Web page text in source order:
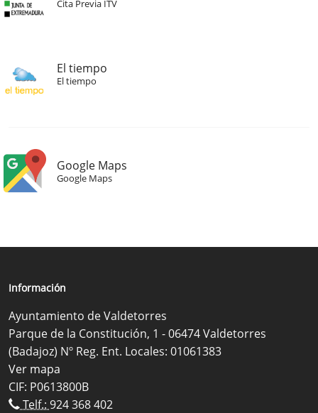
Cita Previa ITV
El tiempo
El tiempo
Google Maps
Google Maps
Información
Ayuntamiento de Valdetorres
Parque de la Constitución, 1 - 06474 Valdetorres
(Badajoz) Nº Reg. Ent. Locales: 01061383
Ver mapa
CIF: P0613800B
Telf.: 924 368 402